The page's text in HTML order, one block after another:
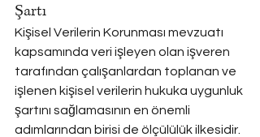
Şartı
Kişisel Verilerin Korunması mevzuatı
kapsamında veri işleyen olan işveren
tarafından çalışanlardan toplanan ve
işlenen kişisel verilerin hukuka uygunluk
şartını sağlamasının en önemli
adımlarından birisi de ölçülülük ilkesidir.